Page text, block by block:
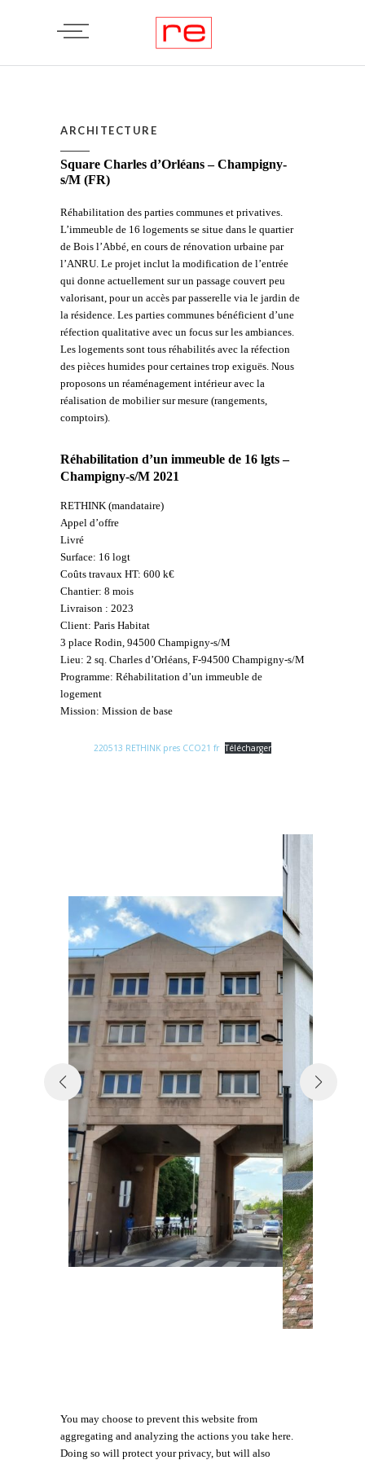
ARCHITECTURE
Square Charles d’Orléans – Champigny-
s/M (FR)
Réhabilitation des parties communes et privatives.
L’immeuble de 16 logements se situe dans le quartier
de Bois l’Abbé, en cours de rénovation urbaine par
l’ANRU. Le projet inclut la modification de l’entrée
qui donne actuellement sur un passage couvert peu
valorisant, pour un accès par passerelle via le jardin de
la résidence. Les parties communes bénéficient d’une
réfection qualitative avec un focus sur les ambiances.
Les logements sont tous réhabilités avec la réfection
des pièces humides pour certaines trop exiguës. Nous
proposons un réaménagement intérieur avec la
réalisation de mobilier sur mesure (rangements,
comptoirs).
Réhabilitation d’un immeuble de 16 lgts –
Champigny-s/M 2021
RETHINK (mandataire)
Appel d’offre
Livré
Surface: 16 logt
Coûts travaux HT: 600 k€
Chantier: 8 mois
Livraison : 2023
Client: Paris Habitat
3 place Rodin, 94500 Champigny-s/M
Lieu: 2 sq. Charles d’Orléans, F-94500 Champigny-s/M
Programme: Réhabilitation d’un immeuble de
logement
Mission: Mission de base
220513 RETHINK pres CCO21 fr Télécharger
You may choose to prevent this website from
aggregating and analyzing the actions you take here.
Doing so will protect your privacy, but will also